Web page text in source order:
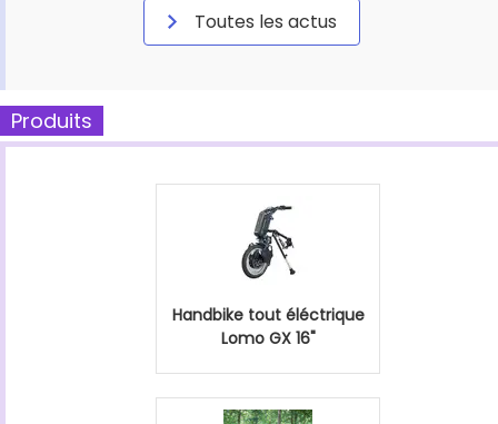
Toutes les actus
Produits
Handbike tout éléctrique
Lomo GX 16"